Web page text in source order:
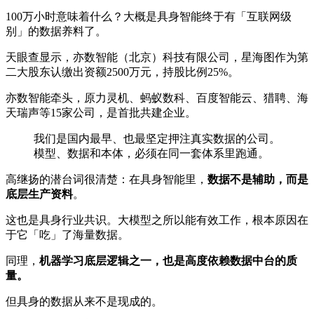
100万小时意味着什么？大概是具身智能终于有「互联网级
别」的数据养料了。
天眼查显示，亦数智能（北京）科技有限公司，星海图作为第
二大股东认缴出资额2500万元，持股比例25%。
亦数智能牵头，原力灵机、蚂蚁数科、百度智能云、猎聘、海
天瑞声等15家公司，是首批共建企业。
我们是国内最早、也最坚定押注真实数据的公司。
模型、数据和本体，必须在同一套体系里跑通。
高继扬的潜台词很清楚：在具身智能里， 数据不是辅助，而是
底层生产资料。
这也是具身行业共识。大模型之所以能有效工作，根本原因在
于它「吃」了海量数据。
同理， 机器学习底层逻辑之一，也是高度依赖数据中台的质
量。
但具身的数据从来不是现成的。